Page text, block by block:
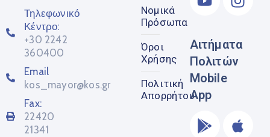
Τηλεφωνικό
Κέντρο:
+30 2242
360400
Email
kos_mayor@kos.gr
Fax:
22420
21341
Νομικά
Πρόσωπα
Όροι
Χρήσης
Πολιτική
Απορρήτου
Αιτήματα
Πολιτών
Mobile
App